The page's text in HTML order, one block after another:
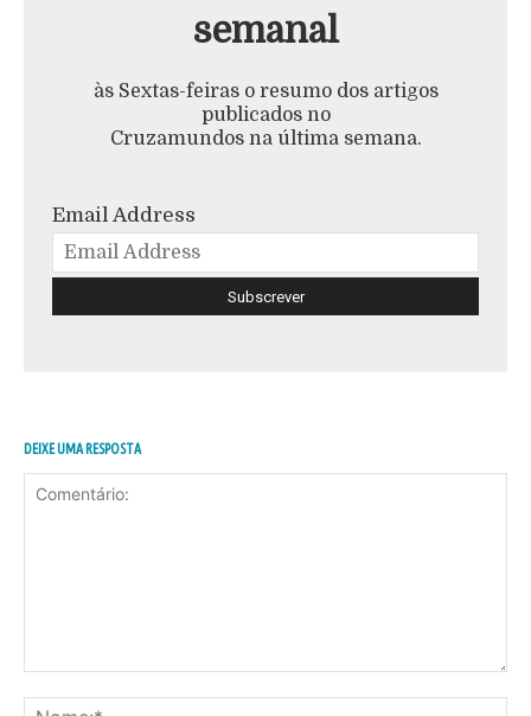
semanal
às Sextas-feiras o resumo dos artigos
publicados no
Cruzamundos na última semana.
Email Address
DEIXE UMA RESPOSTA